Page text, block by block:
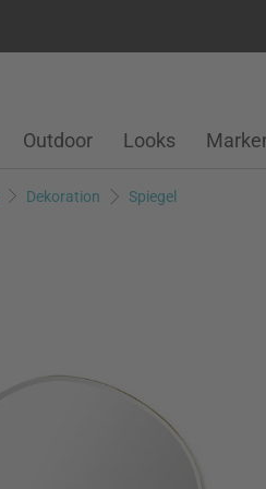
Seiteninhalt
Suchfeld
Outdoor Looks
Dekoration Spiegel